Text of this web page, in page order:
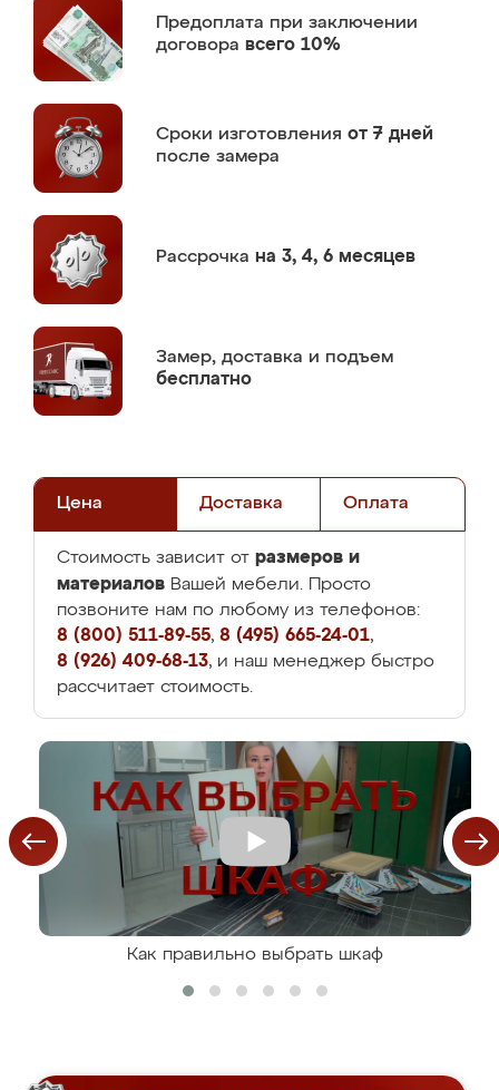
Предоплата при заключении
договора всего 10%
Сроки изготовления от 7 дней
после замера
Рассрочка на 3, 4, 6 месяцев
Замер, доставка и подъем
бесплатно
Цена Доставка Оплата
Стоимость зависит от размеров и
материалов Вашей мебели. Просто
позвоните нам по любому из телефонов:
8 (800) 511-89-55, 8 (495) 665-24-01,
8 (926) 409-68-13, и наш менеджер быстро
рассчитает стоимость.
Как правильно выбрать шкаф